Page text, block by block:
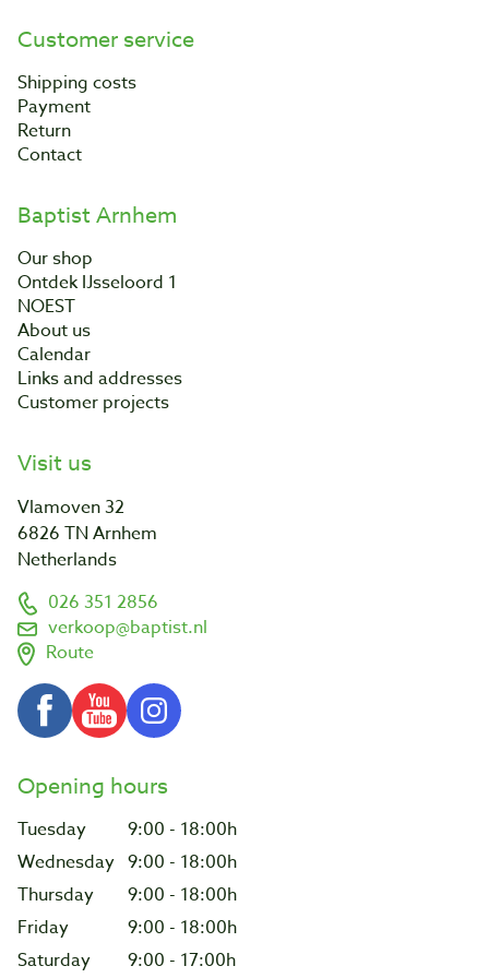
Customer service
Shipping costs
Payment
Return
Contact
Baptist Arnhem
Our shop
Ontdek IJsseloord 1
NOEST
About us
Calendar
Links and addresses
Customer projects
Visit us
Vlamoven 32
6826 TN Arnhem
Netherlands
026 351 2856
verkoop@baptist.nl
Route
Opening hours
Tuesday
9:00 - 18:00h
Wednesday 9:00 - 18:00h
Thursday
9:00 - 18:00h
Friday
9:00 - 18:00h
Saturday
9:00 - 17:00h